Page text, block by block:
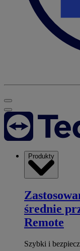
Produkty
średnie
Remote
Szybki i